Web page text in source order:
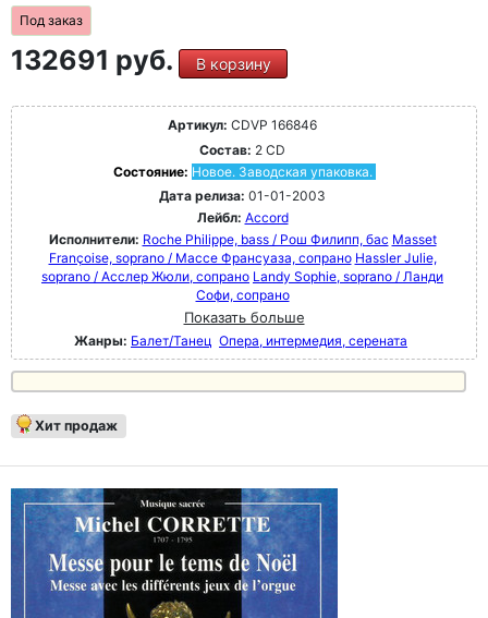
Под заказ
132691 руб. В корзину
Артикул: CDVP 166846
Состав: 2 CD
Состояние: Новое. Заводская упаковка.
Дата релиза: 01-01-2003
Лейбл: Accord
Исполнители: Roche Philippe, bass / Рош Филипп, бас Masset
Françoise, soprano / Массе Франсуаза, сопрано Hassler Julie,
soprano / Асслер Жюли, сопрано Landy Sophie, soprano / Ланди
Софи, сопрано
Показать больше
Жанры: Балет/Танец Опера, интермедия, серената
Хит продаж